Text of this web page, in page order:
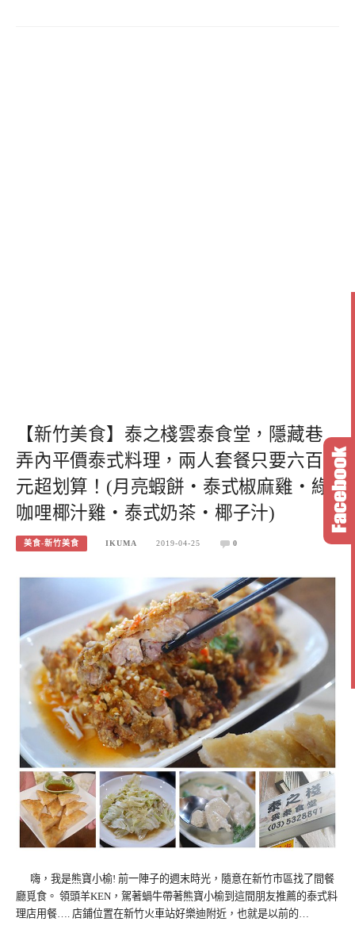
【新竹美食】泰之棧雲泰食堂，隱藏巷
弄內平價泰式料理，兩人套餐只要六百
元超划算！(月亮蝦餅‧泰式椒麻雞‧綠
咖哩椰汁雞‧泰式奶茶‧椰子汁)
美食-新竹美食 IKUMA 2019-04-25 0
嗨，我是熊寶小榆! 前一陣子的週末時光，隨意在新竹市區找了間餐
廳覓食。 領頭羊KEN，駕著蝸牛帶著熊寶小榆到這間朋友推薦的泰式料
理店用餐…. 店鋪位置在新竹火車站好樂迪附近，也就是以前的…